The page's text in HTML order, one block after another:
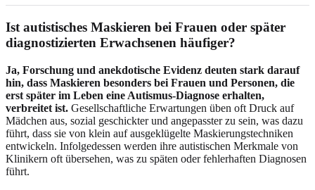
Ist autistisches Maskieren bei Frauen oder später
diagnostizierten Erwachsenen häufiger?
Ja, Forschung und anekdotische Evidenz deuten stark darauf
hin, dass Maskieren besonders bei Frauen und Personen, die
erst später im Leben eine Autismus-Diagnose erhalten,
verbreitet ist. Gesellschaftliche Erwartungen üben oft Druck auf
Mädchen aus, sozial geschickter und angepasster zu sein, was dazu
führt, dass sie von klein auf ausgeklügelte Maskierungstechniken
entwickeln. Infolgedessen werden ihre autistischen Merkmale von
Klinikern oft übersehen, was zu späten oder fehlerhaften Diagnosen
führt.